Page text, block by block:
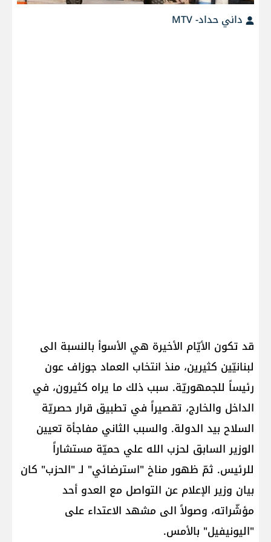
داني حداد- MTV
قد تكون الأيّام الأخيرة هي الأسوأ بالنسبة الى
لبنانيّين كثيرين، منذ انتخاب العماد جوزاف عون
رئيساً للجمهوريّة. سبب ذلك ما يراه كثيرون، في
الداخل والخارج، تقصيراً في تطبيق قرار حصريّة
السلاح بيد الدولة. والسبب الثاني مفاجأة تعيين
الوزير السابق لحزب الله علي حميّة مستشاراً
للرئيس. ثمّ ظهور مناخ "استرضائي" لـ "الحزب" كان
بيان وزير الإعلام عن التواصل مع العدو أحد
مؤشّراته، وصولاً الى مشهد الاعتداء على
"اليونيفيل" بالأمس.